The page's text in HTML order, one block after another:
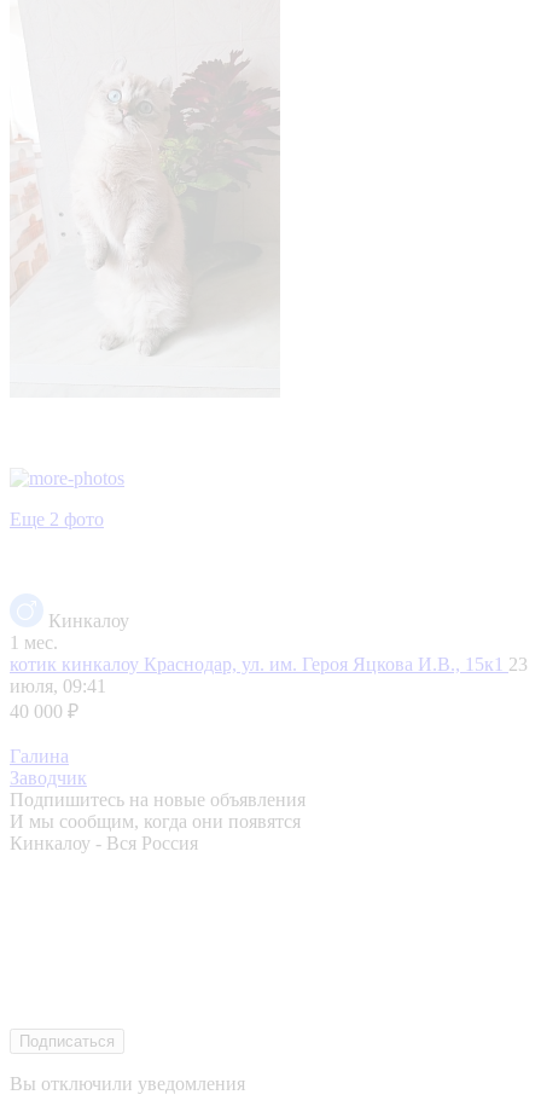
Еще 2 фото
Кинкалоу
1 мес.
котик кинкалоу Краснодар, ул. им. Героя Яцкова И.В., 15к1 23
июля, 09:41
40 000 ₽
Галина
Заводчик
Подпишитесь на новые объявления
И мы сообщим, когда они появятся
Кинкалоу - Вся Россия
Подписаться
Вы отключили уведомления